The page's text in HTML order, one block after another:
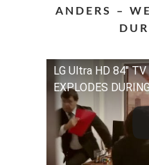
ANDERS –
LG Ultra HD 84"
EXPLODES